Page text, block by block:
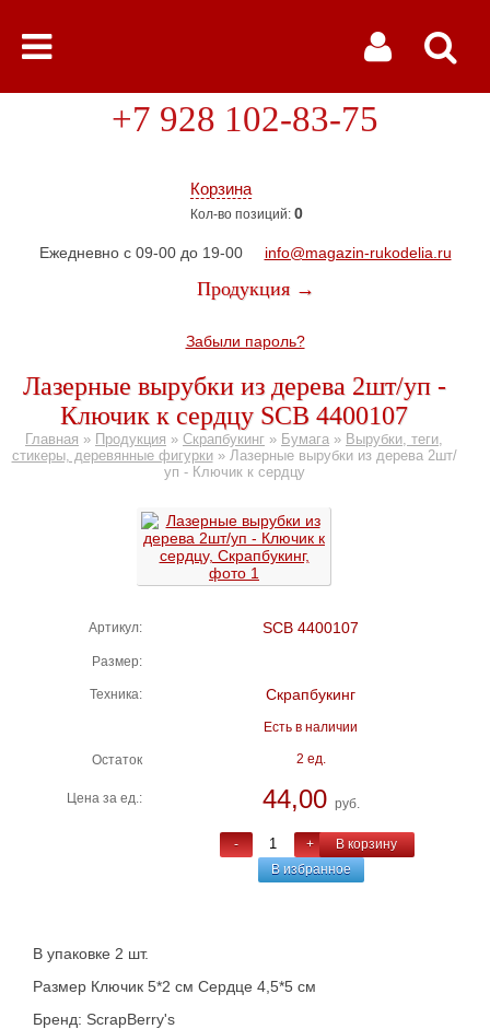
Корзина
Кол-во позиций: 0
+7 928 102-83-75
Ежедневно с 09-00 до 19-00 info@magazin-rukodelia.ru
Продукция →
Забыли пароль?
Лазерные вырубки из дерева 2шт/уп -
Ключик к сердцу SCB 4400107
Главная » Продукция » Скрапбукинг » Бумага » Вырубки, теги,
стикеры, деревянные фигурки» Лазерные вырубки из дерева 2шт/
уп - Ключик к сердцу
Артикул: SCB 4400107
Размер:
Техника: Скрапбукинг
Есть в наличии
Остаток 2 ед.
Цена за ед.: 44,00 руб.
- +
В корзину
В избранное
В упаковке 2 шт.
Размер Ключик 5*2 см Сердце 4,5*5 см
Бренд: ScrapBerry's